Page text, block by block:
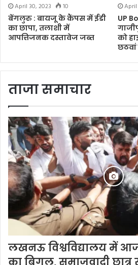
April 30, 2023
10
बेंगलुरु : बायजू के कैंपस में ईडी
का छापा, तलाशी में
आपत्तिजनक दस्तावेज जब्त
April
UP
को
छठवां
ताजा समाचार
लखनऊ विश्वविद्यालय में
का बिगुल, समाजवादी छात्र